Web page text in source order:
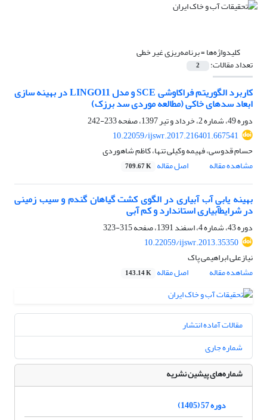
کلیدواژه‌ها =برنامه‌ریزی غیر خطی
تعداد مقالات: 2
کاربرد الگوریتم فراکاوشی SCE و مدل LINGO11 در بهینه سازی
ابعاد سدهای خاکی (مطالعه موردی سد برزک)
دوره 49، شماره 2، خرداد و تیر 1397، صفحه
233-242
10.22059/ijswr.2017.216401.667541
حسام قدوسی، فهیمه وکیلی تنها، کاظم شاهوردی
مشاهده مقاله
اصل مقاله 709.67 K
بهینه یابی آب آبیاری در الگوی کشت گیاهان گندم و سیب زمینی
در شرایطآبیاری استاندارد و کم آبی
دوره 43، شماره 4، اسفند 1391، صفحه
315-323
10.22059/ijswr.2013.35350
نیازعلی ابراهیمی پاک
مشاهده مقاله
اصل مقاله 143.14 K
مقالات آماده انتشار
شماره جاری
شماره‌های پیشین نشریه
دوره 57 (1405)